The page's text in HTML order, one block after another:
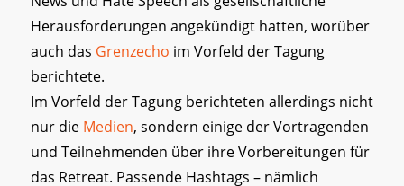
Herausforderungen angekündigt hatten, worüber
auch das Grenzecho im Vorfeld der Tagung
berichtete.
Im Vorfeld der Tagung berichteten allerdings nicht
nur die Medien, sondern einige der Vortragenden
und Teilnehmenden über ihre Vorbereitungen für
das Retreat. Passende Hashtags – nämlich